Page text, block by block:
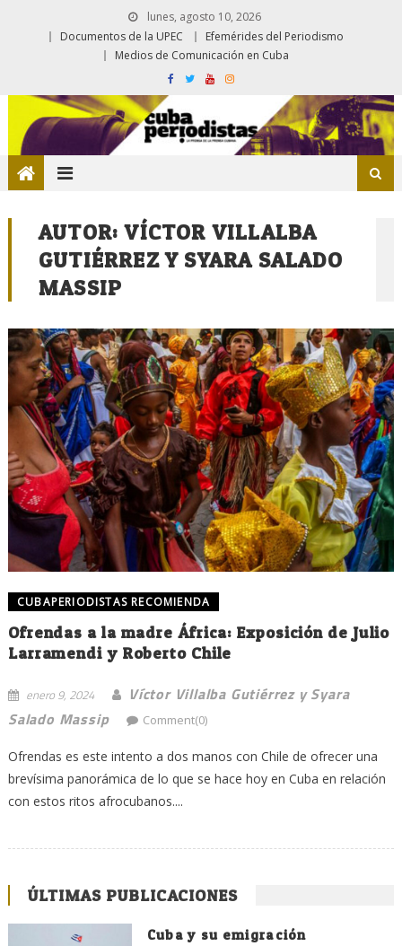
lunes, agosto 10, 2026
Documentos de la UPEC
Efemérides del Periodismo
Medios de Comunicación en Cuba
AUTOR:VÍCTOR VILLALBA
GUTIÉRREZ Y SYARA SALADO
MASSIP
CUBAPERIODISTAS RECOMIENDA
Ofrendas a la madre África: Exposición de Julio
Larramendi y Roberto Chile
enero 9, 2024
Víctor Villalba Gutiérrez y Syara
Salado Massip
Comment(0)
Ofrendas es este intento a dos manos con Chile de ofrecer una
brevísima panorámica de lo que se hace hoy en Cuba en relación
con estos ritos afrocubanos....
ÚLTIMAS PUBLICACIONES
Cuba y su emigración